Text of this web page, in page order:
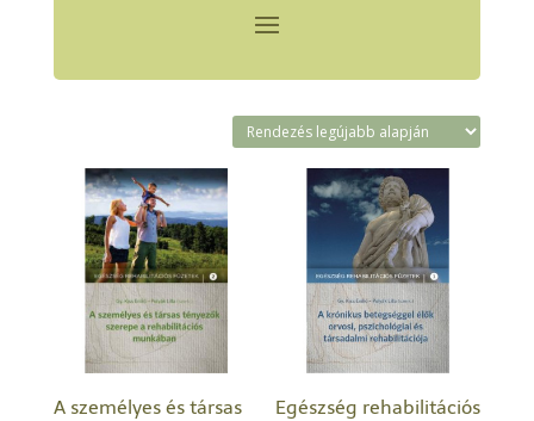
A személyes és társas
Egészség rehabilitációs